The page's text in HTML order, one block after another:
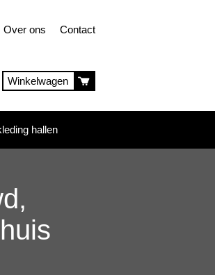
Over ons Contact
Winkelwagen
hallen